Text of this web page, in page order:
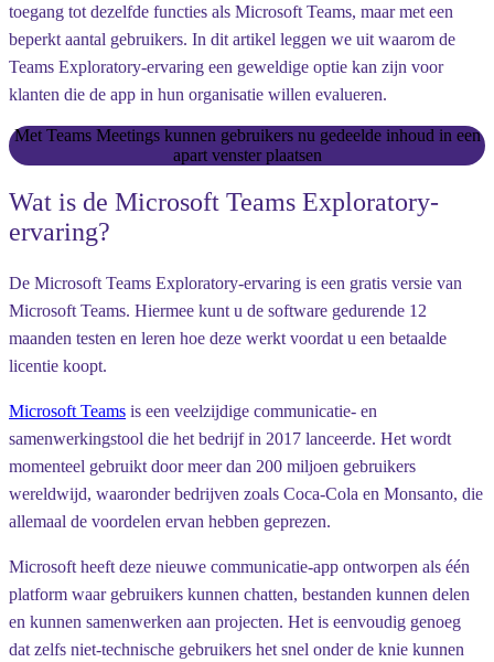
toegang tot dezelfde functies als Microsoft Teams, maar met een
beperkt aantal gebruikers. In dit artikel leggen we uit waarom de
Teams Exploratory-ervaring een geweldige optie kan zijn voor
klanten die de app in hun organisatie willen evalueren.
Met Teams Meetings kunnen gebruikers nu gedeelde inhoud in een
apart venster plaatsen
Wat is de Microsoft Teams Exploratory-
ervaring?
De Microsoft Teams Exploratory-ervaring is een gratis versie van
Microsoft Teams. Hiermee kunt u de software gedurende 12
maanden testen en leren hoe deze werkt voordat u een betaalde
licentie koopt.
Microsoft Teams is een veelzijdige communicatie- en
samenwerkingstool die het bedrijf in 2017 lanceerde. Het wordt
momenteel gebruikt door meer dan 200 miljoen gebruikers
wereldwijd, waaronder bedrijven zoals Coca-Cola en Monsanto, die
allemaal de voordelen ervan hebben geprezen.
Microsoft heeft deze nieuwe communicatie-app ontworpen als één
platform waar gebruikers kunnen chatten, bestanden kunnen delen
en kunnen samenwerken aan projecten. Het is eenvoudig genoeg
dat zelfs niet-technische gebruikers het snel onder de knie kunnen